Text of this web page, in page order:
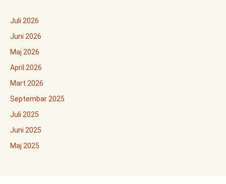
Juli 2026
Juni 2026
Maj 2026
April 2026
Mart 2026
Septembar 2025
Juli 2025
Juni 2025
Maj 2025